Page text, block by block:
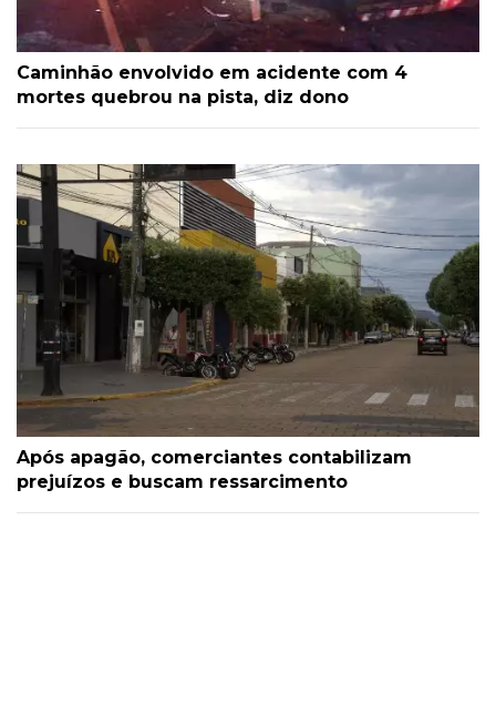
Caminhão envolvido em acidente com 4
mortes quebrou na pista, diz dono
Após apagão, comerciantes contabilizam
prejuízos e buscam ressarcimento